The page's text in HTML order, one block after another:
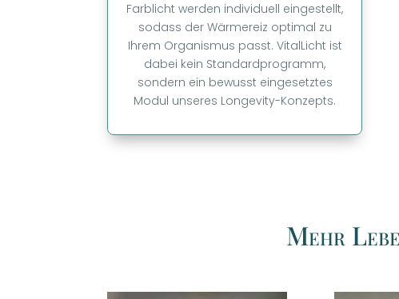
Farblicht werden individuell eingestellt,
sodass der Wärmereiz optimal zu
Ihrem Organismus passt. VitalLicht ist
dabei kein Standardprogramm,
sondern ein bewusst eingesetztes
Modul unseres Longevity-Konzepts.
Mehr